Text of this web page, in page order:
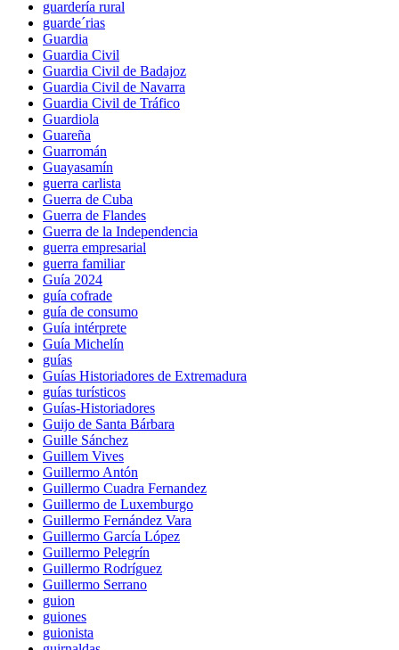
guardería rural
guarde´rias
Guardia
Guardia Civil
Guardia Civil de Badajoz
Guardia Civil de Navarra
Guardia Civil de Tráfico
Guardiola
Guareña
Guarromán
Guayasamín
guerra carlista
Guerra de Cuba
Guerra de Flandes
Guerra de la Independencia
guerra empresarial
guerra familiar
Guía 2024
guía cofrade
guía de consumo
Guía intérprete
Guía Michelín
guías
Guías Historiadores de Extremadura
guías turísticos
Guías-Historiadores
Guijo de Santa Bárbara
Guille Sánchez
Guillem Vives
Guillermo Antón
Guillermo Cuadra Fernandez
Guillermo de Luxemburgo
Guillermo Fernández Vara
Guillermo García López
Guillermo Pelegrín
Guillermo Rodríguez
Guillermo Serrano
guion
guiones
guionista